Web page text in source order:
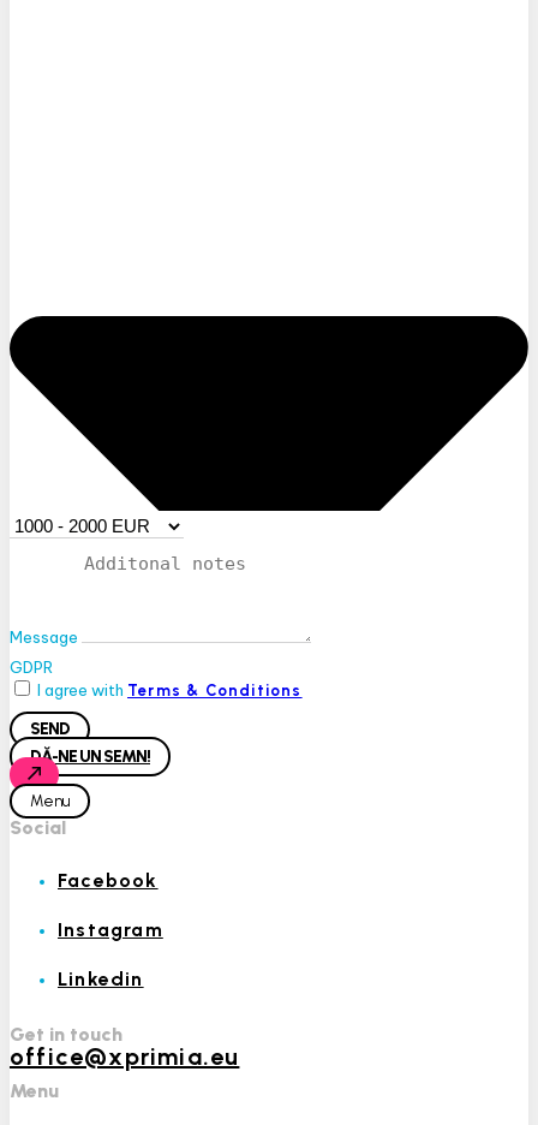
Message
GDPR
I agree with Terms & Conditions
SEND
DĂ-NE UN SEMN!
Menu
Social
Facebook
Instagram
Linkedin
Get in touch
office@xprimia.eu
Menu